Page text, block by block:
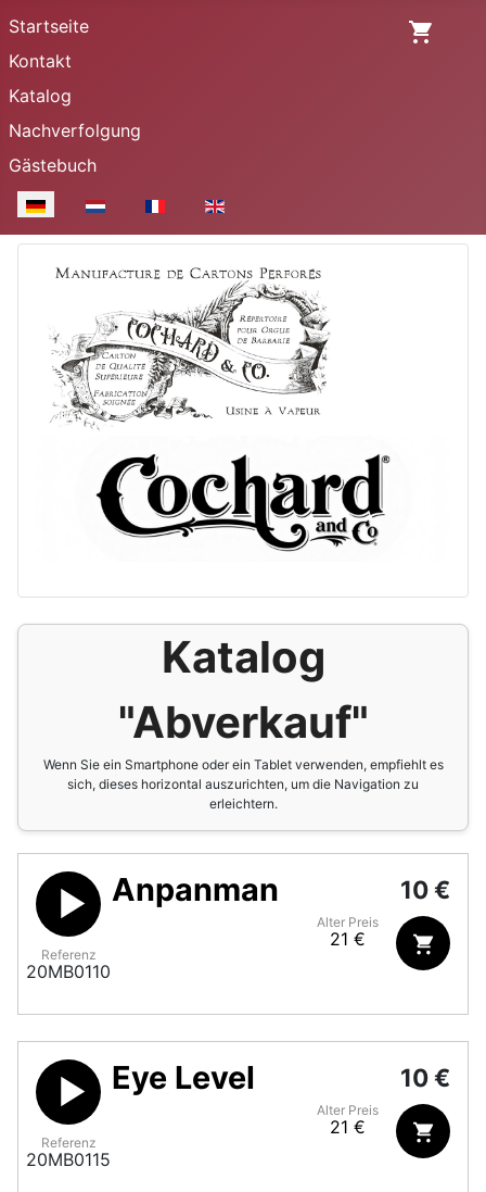
Startseite
Kontakt
Katalog
Nachverfolgung
Gästebuch
Sprache auswählen
Katalog
"Abverkauf"
Wenn Sie ein Smartphone oder ein Tablet verwenden, empfiehlt es
sich, dieses horizontal auszurichten, um die Navigation zu
erleichtern.
Referenz
20MB0110
Anpanman
Alter Preis
21 €
10 €
Referenz
20MB0115
Eye Level
Alter Preis
21 €
10 €